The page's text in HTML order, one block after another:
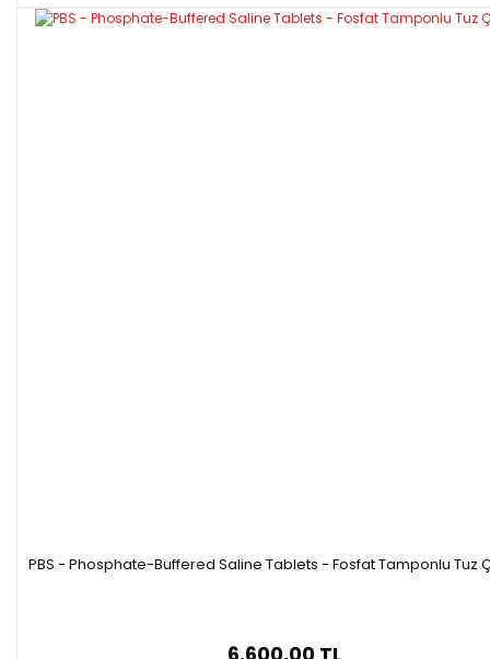
PBS - Phosphate-Buffered Saline Tablets - Fosfat Tamponlu Tuz
6.600,00 TL